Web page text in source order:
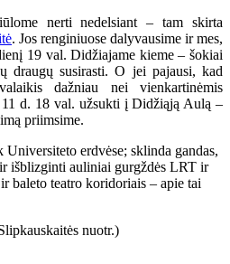
nerti nedelsiant – tam skirta
. Jos renginiuose dalyvausime ir mes,
19 val. Didžiajame kieme – šokiai
draugų susirasti. O jei pajausi, kad
dažniau nei vienkartinėmis
d. 18 val. užsukti į Didžiąją Aulą –
priimsime.
erdvėse; sklinda gandas,
išblizginti auliniai gurgždės LRT ir
baleto teatro koridoriais – apie tai